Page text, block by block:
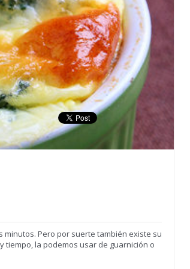
minutos. Pero por suerte también existe su
tiempo, la podemos usar de guarnición o